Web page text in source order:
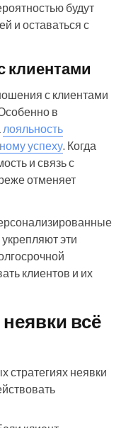
будут
и оставаться с
клиентами
с клиентами
в
лояльность
успеху. Когда
и связь с
отменяет
эти
клиентов и их
всё
неявки